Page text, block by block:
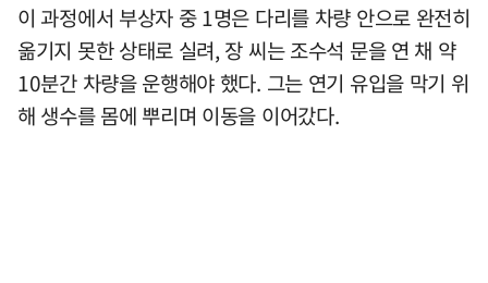
이 과정에서 부상자 중 1명은 다리를 차량 안으로 완전히
옮기지 못한 상태로 실려, 장 씨는 조수석 문을 연 채 약
10분간 차량을 운행해야 했다. 그는 연기 유입을 막기 위
해 생수를 몸에 뿌리며 이동을 이어갔다.